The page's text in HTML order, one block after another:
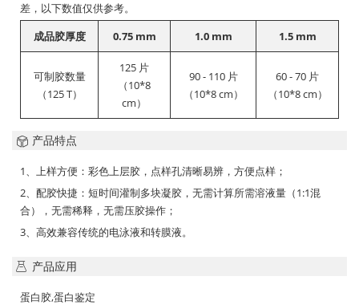
差，以下数值仅供参考。
成品胶厚度
0.75 mm 1.0 mm 1.5 mm
可制胶数量
（125 T）
125 片
（10*8
cm）
90 - 110 片
（10*8 cm）
60 - 70 片
（10*8 cm）
产品特点
1、上样方便：彩色上层胶，点样孔清晰易辨，方便点样；
2、配胶快捷：短时间灌制多块凝胶，无需计算所需溶液量（1:1混
合），无需稀释，无需压胶操作；
3、高效兼容传统的电泳液和转膜液。
产品应用
蛋白胶,蛋白鉴定